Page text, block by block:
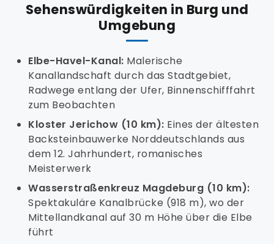
Sehenswürdigkeiten in Burg und
Umgebung
Elbe-Havel-Kanal: Malerische
Kanallandschaft durch das Stadtgebiet,
Radwege entlang der Ufer, Binnenschifffahrt
zum Beobachten
Kloster Jerichow (10 km): Eines der ältesten
Backsteinbauwerke Norddeutschlands aus
dem 12. Jahrhundert, romanisches
Meisterwerk
Wasserstraßenkreuz Magdeburg (10 km):
Spektakuläre Kanalbrücke (918 m), wo der
Mittellandkanal auf 30 m Höhe über die Elbe
führt